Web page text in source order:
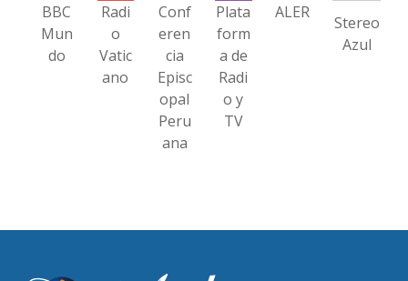
BBC
Mun
do
Radi
o
Vatic
ano
Conf
eren
cia
Episc
opal
Peru
ana
Plata
form
a de
Radi
o y
TV
ALER
Stereo
Azul